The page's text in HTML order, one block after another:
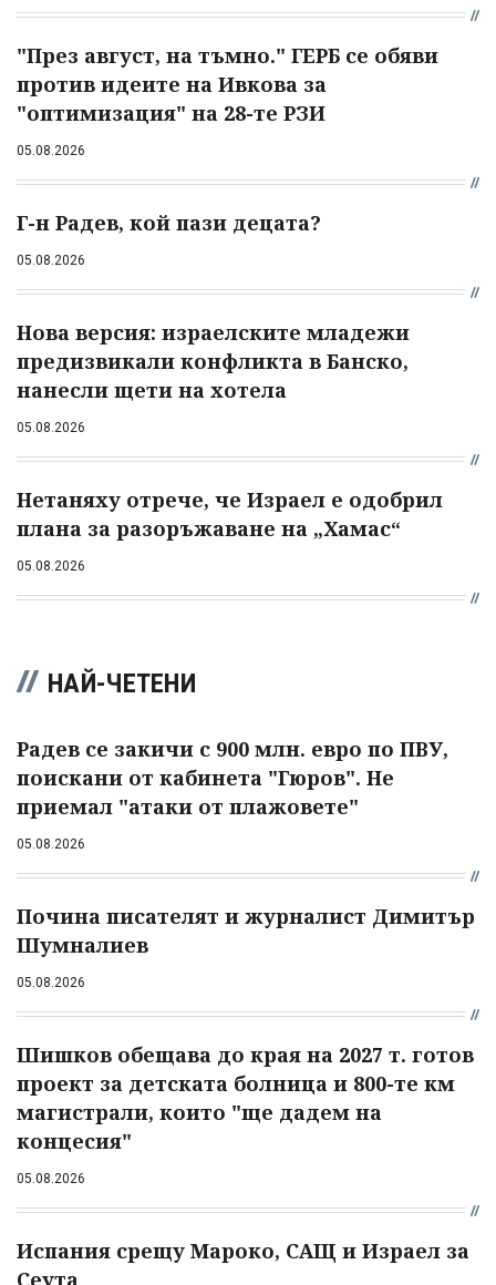
"През август, на тъмно." ГЕРБ се обяви
против идеите на Ивкова за
"оптимизация" на 28-те РЗИ
05.08.2026
Г-н Радев, кой пази децата?
05.08.2026
Нова версия: израелските младежи
предизвикали конфликта в Банско,
нанесли щети на хотела
05.08.2026
Нетаняху отрече, че Израел е одобрил
плана за разоръжаване на „Хамас“
05.08.2026
НАЙ-ЧЕТЕНИ
Радев се закичи с 900 млн. евро по ПВУ,
поискани от кабинета "Гюров". Не
приемал "атаки от плажовете"
05.08.2026
Почина писателят и журналист Димитър
Шумналиев
05.08.2026
Шишков обещава до края на 2027 т. готов
проект за детската болница и 800-те км
магистрали, които "ще дадем на
концесия"
05.08.2026
Испания срещу Мароко, САЩ и Израел за
Сеута